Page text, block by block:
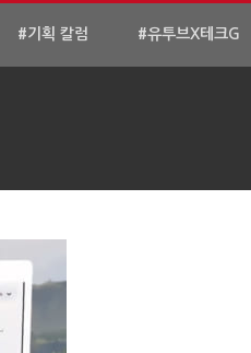
#기획 칼럼 #유투브X테크G